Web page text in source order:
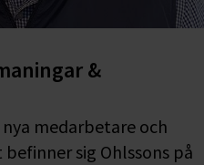
&
medarbetare och
sig Ohlssons på